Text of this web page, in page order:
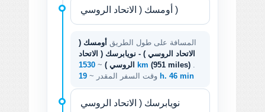
المسافة على طول الطريق أومسك (
الاتحاد الروسي ) - نويابرسك ( الاتحاد
الروسي ) ~ 1530 km (951 miles)
وقت السفر المقدر ~ 19 h. 46 min